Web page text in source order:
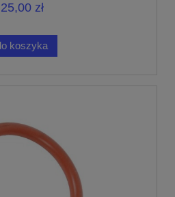
25,00 zł
koszyka